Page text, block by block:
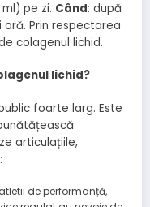
pe zi. Când: după
Prin respectarea
colagenul lichid.
lichid?
foarte larg. Este
articulațiile,
de performanță,